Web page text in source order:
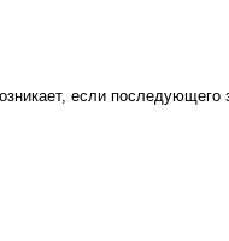
если последующего